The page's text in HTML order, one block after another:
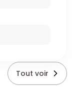
Tout voir